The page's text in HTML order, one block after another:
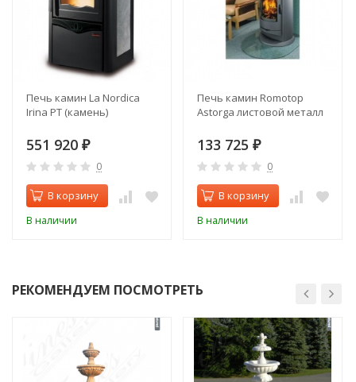
Печь камин La Nordica
Irina PT (камень)
551 920 ₽
0
В корзину
В наличии
Печь камин Romotop
Astorga листовой металл
133 725 ₽
0
В корзину
В наличии
РЕКОМЕНДУЕМ ПОСМОТРЕТЬ